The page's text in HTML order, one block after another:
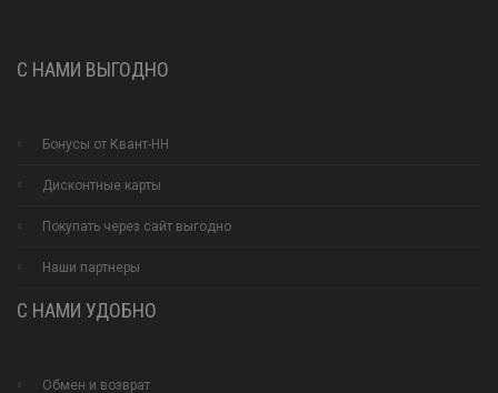
С НАМИ ВЫГОДНО
Бонусы от Квант-НН
Дисконтные карты
Покупать через сайт выгодно
Наши партнеры
С НАМИ УДОБНО
Обмен и возврат